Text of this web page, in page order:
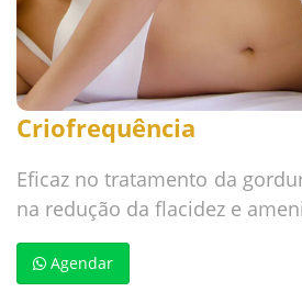
Criofrequência
Eficaz no tratamento da
na redução da flacidez e
Agendar